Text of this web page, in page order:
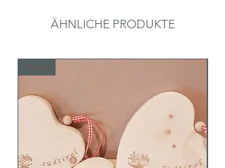
faggio delle Dolomiti, 4
Dimensioni: diam. 8 x 30
cm
ÄHNLICHE PRODUKTE
New